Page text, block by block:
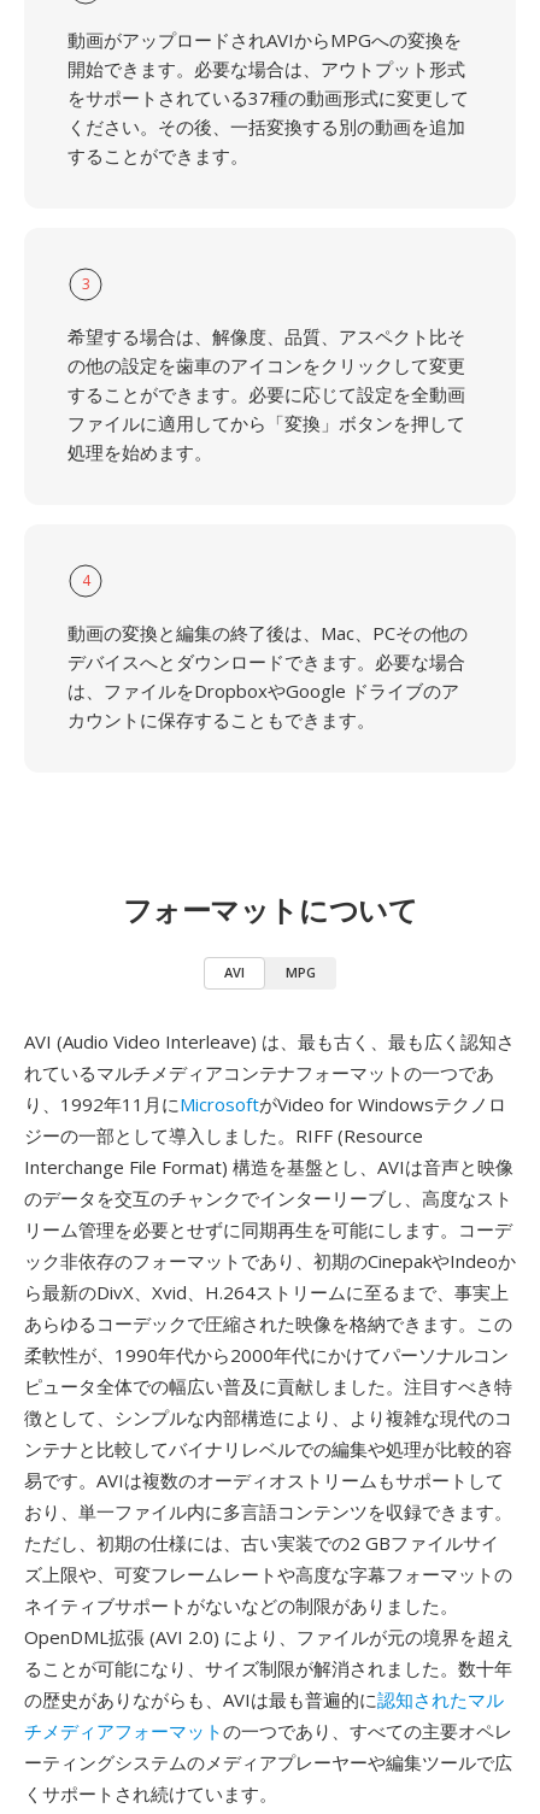
動画がアップロードされAVIからMPGへの変換を
開始できます。必要な場合は、アウトプット形式
をサポートされている37種の動画形式に変更して
ください。その後、一括変換する別の動画を追加
することができます。
3
希望する場合は、解像度、品質、アスペクト比そ
の他の設定を歯車のアイコンをクリックして変更
することができます。必要に応じて設定を全動画
ファイルに適用してから「変換」ボタンを押して
処理を始めます。
4
動画の変換と編集の終了後は、Mac、PCその他の
デバイスへとダウンロードできます。必要な場合
は、ファイルをDropboxやGoogle ドライブのア
カウントに保存することもできます。
フォーマットについて
AVI MPG
AVI (Audio Video Interleave) は、最も古く、最も広く認知さ
れているマルチメディアコンテナフォーマットの一つであ
り、1992年11月にMicrosoftがVideo for Windowsテクノロ
ジーの一部として導入しました。RIFF (Resource
Interchange File Format) 構造を基盤とし、AVIは音声と映像
のデータを交互のチャンクでインターリーブし、高度なスト
リーム管理を必要とせずに同期再生を可能にします。コーデ
ック非依存のフォーマットであり、初期のCinepakやIndeoか
ら最新のDivX、Xvid、H.264ストリームに至るまで、事実上
あらゆるコーデックで圧縮された映像を格納できます。この
柔軟性が、1990年代から2000年代にかけてパーソナルコン
ピュータ全体での幅広い普及に貢献しました。注目すべき特
徴として、シンプルな内部構造により、より複雑な現代のコ
ンテナと比較してバイナリレベルでの編集や処理が比較的容
易です。AVIは複数のオーディオストリームもサポートして
おり、単一ファイル内に多言語コンテンツを収録できます。
ただし、初期の仕様には、古い実装での2 GBファイルサイ
ズ上限や、可変フレームレートや高度な字幕フォーマットの
ネイティブサポートがないなどの制限がありました。
OpenDML拡張 (AVI 2.0) により、ファイルが元の境界を超え
ることが可能になり、サイズ制限が解消されました。数十年
の歴史がありながらも、AVIは最も普遍的に認知されたマル
チメディアフォーマットの一つであり、すべての主要オペレ
ーティングシステムのメディアプレーヤーや編集ツールで広
くサポートされ続けています。